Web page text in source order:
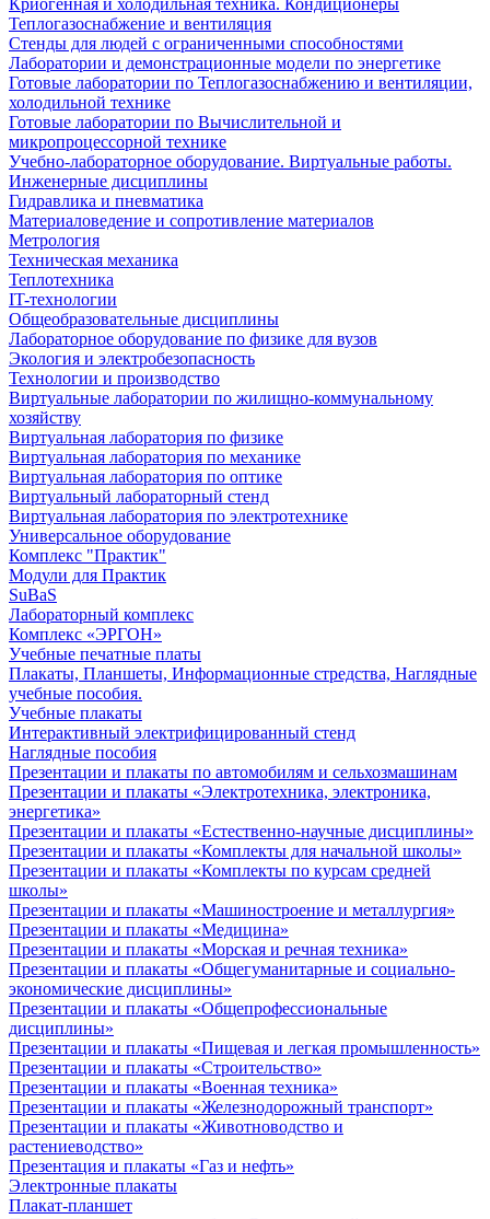
Криогенная и холодильная техника. Кондиционеры
Теплогазоснабжение и вентиляция
Стенды для людей с ограниченными способностями
Лаборатории и демонстрационные модели по энергетике
Готовые лаборатории по Теплогазоснабжению и вентиляции,
холодильной технике
Готовые лаборатории по Вычислительной и
микропроцессорной технике
Учебно-лабораторное оборудование. Виртуальные работы.
Инженерные дисциплины
Гидравлика и пневматика
Материаловедение и сопротивление материалов
Метрология
Техническая механика
Теплотехника
IT-технологии
Общеобразовательные дисциплины
Лабораторное оборудование по физике для вузов
Экология и электробезопасность
Технологии и производство
Виртуальные лаборатории по жилищно-коммунальному
хозяйству
Виртуальная лаборатория по физике
Виртуальная лаборатория по механике
Виртуальная лаборатория по оптике
Виртуальный лабораторный стенд
Виртуальная лаборатория по электротехнике
Универсальное оборудование
Комплекс "Практик"
Модули для Практик
SuBaS
Лабораторный комплекс
Комплекс «ЭРГОН»
Учебные печатные платы
Плакаты, Планшеты, Информационные стредства, Наглядные
учебные пособия.
Учебные плакаты
Интерактивный электрифицированный стенд
Наглядные пособия
Презентации и плакаты по автомобилям и сельхозмашинам
Презентации и плакаты «Электротехника, электроника,
энергетика»
Презентации и плакаты «Естественно-научные дисциплины»
Презентации и плакаты «Комплекты для начальной школы»
Презентации и плакаты «Комплекты по курсам средней
школы»
Презентации и плакаты «Машиностроение и металлургия»
Презентации и плакаты «Медицина»
Презентации и плакаты «Морская и речная техника»
Презентации и плакаты «Общегуманитарные и социально-
экономические дисциплины»
Презентации и плакаты «Общепрофессиональные
дисциплины»
Презентации и плакаты «Пищевая и легкая промышленность»
Презентации и плакаты «Строительство»
Презентации и плакаты «Военная техника»
Презентации и плакаты «Железнодорожный транспорт»
Презентации и плакаты «Животноводство и
растениеводство»
Презентация и плакаты «Газ и нефть»
Электронные плакаты
Плакат-планшет